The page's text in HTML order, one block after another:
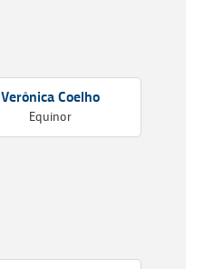
Verônica Coelho
Equinor